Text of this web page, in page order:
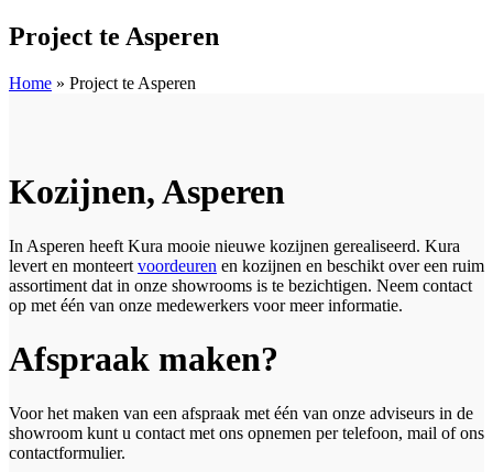
Project te Asperen
Home » Project te Asperen
Kozijnen, Asperen
In Asperen heeft Kura mooie nieuwe kozijnen gerealiseerd. Kura
levert en monteert voordeuren en kozijnen en beschikt over een ruim
assortiment dat in onze showrooms is te bezichtigen. Neem contact
op met één van onze medewerkers voor meer informatie.
Afspraak maken?
Voor het maken van een afspraak met één van onze adviseurs in de
showroom kunt u contact met ons opnemen per telefoon, mail of ons
contactformulier.